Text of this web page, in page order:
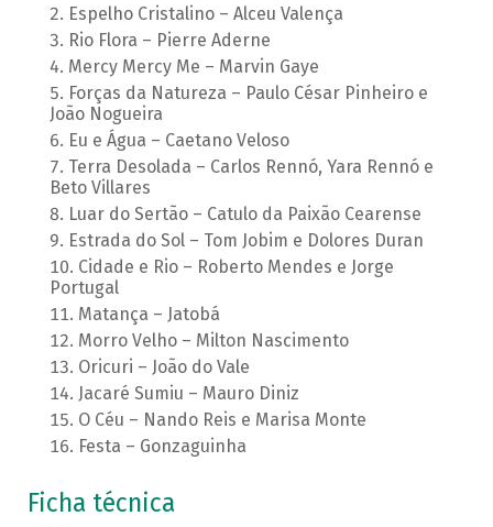
Espelho Cristalino – Alceu Valença
Rio Flora – Pierre Aderne
Mercy Mercy Me – Marvin Gaye
Forças da Natureza – Paulo César Pinheiro e
João Nogueira
Eu e Água – Caetano Veloso
Terra Desolada – Carlos Rennó, Yara Rennó e
Beto Villares
Luar do Sertão – Catulo da Paixão Cearense
Estrada do Sol – Tom Jobim e Dolores Duran
Cidade e Rio – Roberto Mendes e Jorge
Portugal
Matança – Jatobá
Morro Velho – Milton Nascimento
Oricuri – João do Vale
Jacaré Sumiu – Mauro Diniz
O Céu – Nando Reis e Marisa Monte
Festa – Gonzaguinha
Ficha técnica